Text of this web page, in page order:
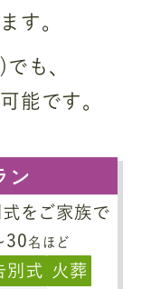
す。
も、
能です。
ン
をご家族で
名ほど
別式 火葬